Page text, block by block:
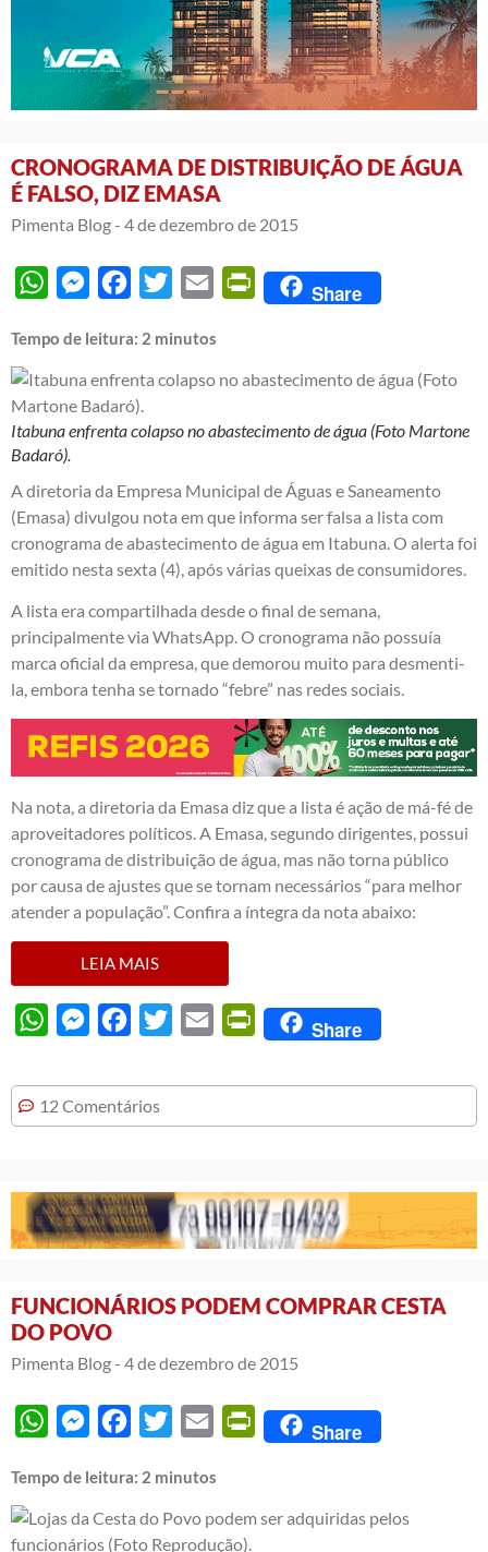
CRONOGRAMA DE DISTRIBUIÇÃO DE ÁGUA
É FALSO, DIZ EMASA
Pimenta Blog - 4 de dezembro de 2015
WhatsAppMessengerFacebook
Twitter Email PrintFriendly
Share
Tempo de leitura: 2 minutos
Itabuna enfrenta colapso no abastecimento de água (Foto Martone
Badaró).
A diretoria da Empresa Municipal de Águas e Saneamento
(Emasa) divulgou nota em que informa ser falsa a lista com
cronograma de abastecimento de água em Itabuna. O alerta foi
emitido nesta sexta (4), após várias queixas de consumidores.
A lista era compartilhada desde o final de semana,
principalmente via WhatsApp. O cronograma não possuía
marca oficial da empresa, que demorou muito para desmenti-
la, embora tenha se tornado “febre” nas redes sociais.
Na nota, a diretoria da Emasa diz que a lista é ação de má-fé de
aproveitadores políticos. A Emasa, segundo dirigentes, possui
cronograma de distribuição de água, mas não torna público
por causa de ajustes que se tornam necessários “para melhor
atender a população”. Confira a íntegra da nota abaixo:
LEIA MAIS
WhatsAppMessengerFacebook
Twitter Email PrintFriendly
Share
12 Comentários
FUNCIONÁRIOS PODEM COMPRAR CESTA
DO POVO
Pimenta Blog - 4 de dezembro de 2015
WhatsAppMessengerFacebook
Twitter Email PrintFriendly
Share
Tempo de leitura: 2 minutos